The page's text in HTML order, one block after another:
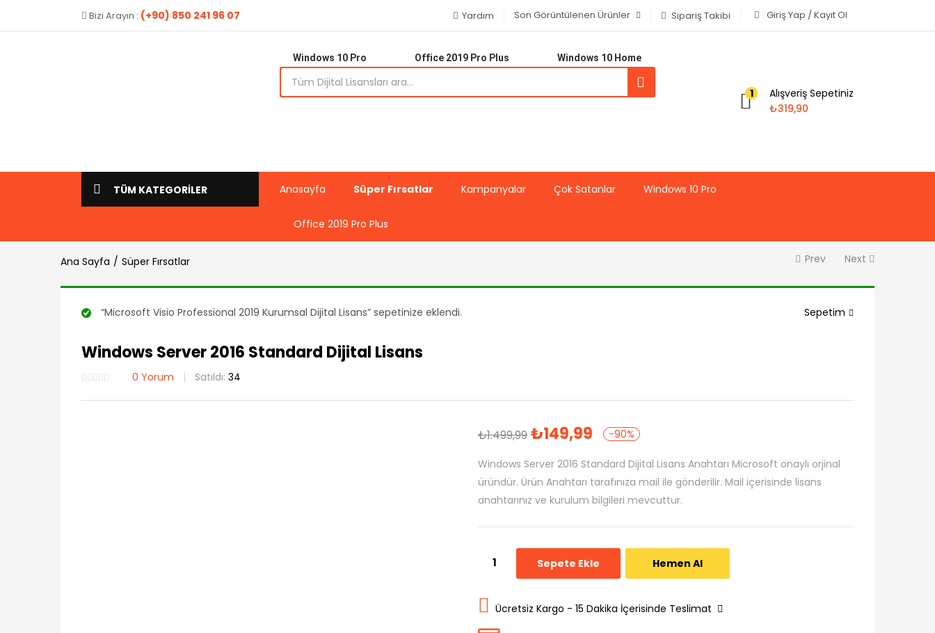
Bizi Arayın : (+90) 850 241 96 07 Yardım Son Görüntülenen Ürünler Sipariş Takibi Giriş Yap / Kayıt Ol
Windows 10 Pro Office 2019 Pro Plus Windows 10 Home
1
Alışveriş Sepetiniz
₺319,90
TÜM KATEGORİLER Anasayfa Süper Fırsatlar Kampanyalar Çok Satanlar Windows 10 Pro
Office 2019 Pro Plus
Ana Sayfa Süper Fırsatlar Prev Next
“Microsoft Visio Professional 2019 Kurumsal Dijital Lisans” sepetinize eklendi. Sepetim
Windows Server 2016 Standard Dijital Lisans
0 Yorum Satıldı: 34
₺1.499,99 ₺149,99 -90%
Windows Server 2016 Standard Dijital Lisans Anahtarı Microsoft onaylı orjinal
üründür. Ürün Anahtarı tarafınıza mail ile gönderilir. Mail içerisinde lisans
anahtarınız ve kurulum bilgileri mevcuttur.
Sepete Ekle Hemen Al
Ücretsiz Kargo - 15 Dakika İçerisinde Teslimat